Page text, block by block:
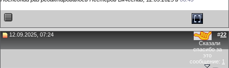
12.09.2025, 07:24 #22
Сказали
спасибо за
это
сообщение: 1